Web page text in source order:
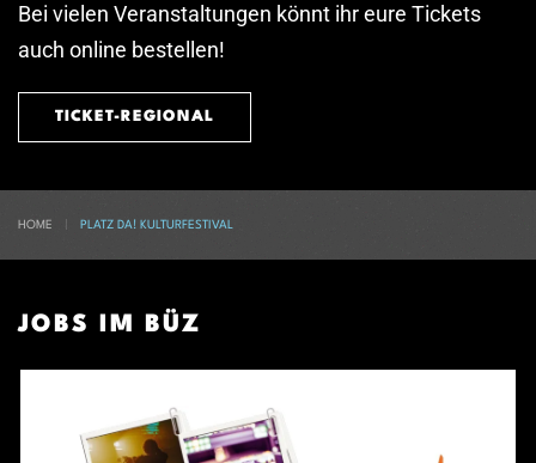
Bei vielen Veranstaltungen könnt ihr eure Tickets
auch online bestellen!
TICKET-REGIONAL
HOME PLATZ DA! KULTURFESTIVAL
JOBS IM BÜZ